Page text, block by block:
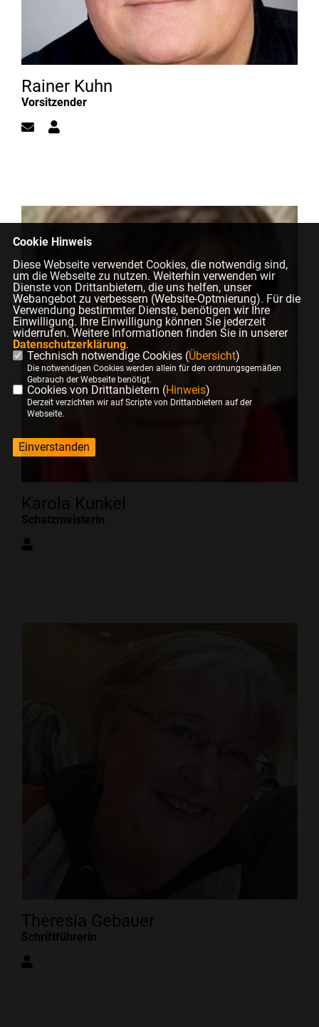
Rainer Kuhn
Vorsitzender
Karola Kunkel
Schatzmeisterin
Theresia Gebauer
Schriftführerin
Cookie Hinweis
Diese Webseite verwendet Cookies, die notwendig sind,
um die Webseite zu nutzen. Weiterhin verwenden wir
Dienste von Drittanbietern, die uns helfen, unser
Webangebot zu verbessern (Website-Optmierung). Für die
Verwendung bestimmter Dienste, benötigen wir Ihre
Einwilligung. Ihre Einwilligung können Sie jederzeit
widerrufen. Weitere Informationen finden Sie in unserer
Datenschutzerklärung.
Technisch notwendige Cookies (Übersicht)
Die notwendigen Cookies werden allein für den ordnungsgemäßen
Gebrauch der Webseite benötigt.
Cookies von Drittanbietern (Hinweis)
Derzeit verzichten wir auf Scripte von Drittanbietern auf der
Webseite.
Einverstanden